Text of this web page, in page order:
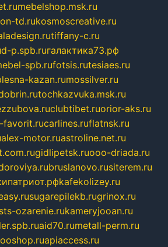
mebelshop.msk.ru
td.rukosmoscreative.ru
tiffany-c.ru
d-p.spb.ruгалактика73.рф
spb.rufotsis.rutesiaes.ru
kazan.rumossilver.ru
tochkazvuka.msk.ru
clubtibet.ruorior-aks.ru
favorit.rucarlines.ruflatnsk.ru
alex-motor.ruastroline.net.ru
gidlipetsk.ruooo-driada.ru
bruslanovo.rusiterem.ru
kafekolizey.ru
sugarepilekb.rugrinox.ru
ozarenie.rukameryjooan.ru
aid70.rumetall-perm.ru
apiaccess.ru